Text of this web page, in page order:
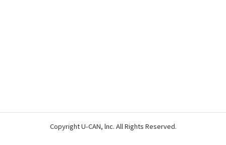
Copyright U-CAN, lnc. All Rights Reserved.